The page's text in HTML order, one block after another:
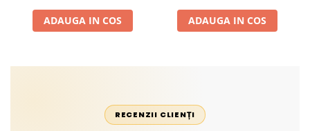
Liniar
ADAUGA IN COS ADAUGA IN COS
RECENZII CLIENȚI